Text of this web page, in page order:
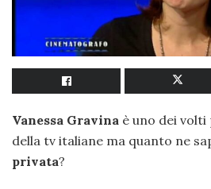
Vanessa Gravina è uno dei
della tv italiane ma quanto ne
privata?